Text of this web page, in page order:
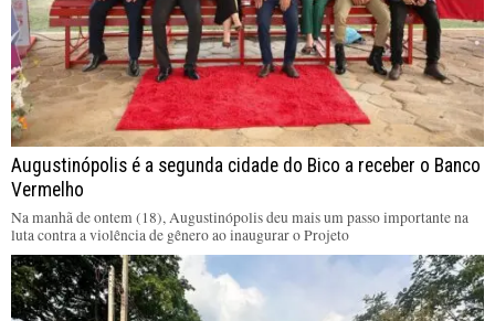
Augustinópolis é a segunda cidade do Bico a receber o Banco
Vermelho
Na manhã de ontem (18), Augustinópolis deu mais um passo importante na
luta contra a violência de gênero ao inaugurar o Projeto